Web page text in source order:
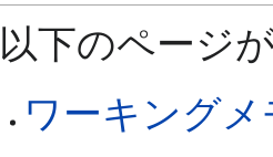
以下のページ
ワーキング